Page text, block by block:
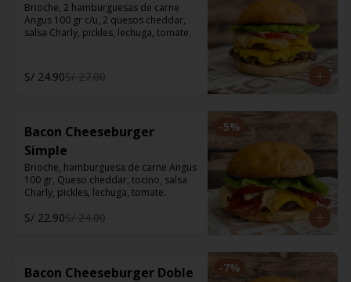
Brioche, 2 hamburguesas de carne
Angus 100 gr c/u, 2 quesos cheddar,
salsa Charly, pickles, lechuga, tomate.
S/ 24.90S/ 27.00
-5%
Bacon Cheeseburger
Simple
Brioche, hamburguesa de carne Angus
100 gr, Queso cheddar, tocino, salsa
Charly, pickles, lechuga, tomate.
S/ 22.90S/ 24.00
-7%
Bacon Cheeseburger Doble